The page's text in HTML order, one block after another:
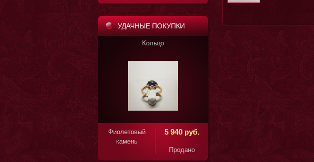
УДАЧНЫЕ ПОКУПКИ
Фиолетовый
5 940 руб.
Продано
11 850 руб.